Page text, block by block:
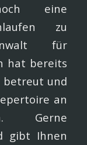
eine
zu
für
hat bereits
betreut und
an
Gerne
gibt Ihnen